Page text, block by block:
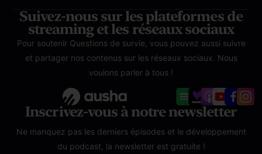
Suivez-nous sur les plateformes de
streaming et les réseaux sociaux
Pour soutenir Questions de survie, vous pouvez aussi suivre
et partager nos contenus sur les réseaux sociaux. Nous
voulons parler à tous !
Inscrivez-vous à notre newsletter
Ne manquez pas les derniers épisodes et le développement
du podcast, la newsletter est gratuite !